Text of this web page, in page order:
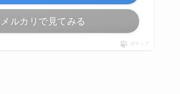
メルカリで見てみる
ポチップ